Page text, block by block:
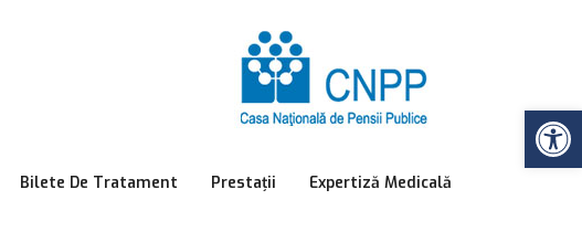
Bilete De Tratament Prestații Expertiză Medicală